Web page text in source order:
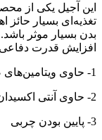
این آجیل یکی از
تغذیه‌ای بسیار حائز
بدن بسیار موثر
افزایش قدرت دفاعی
1- حاوی ویتامین‌های ضروری
2- حاوی آنتی اکسیدان‌های قوی
3- پایین بودن چربی